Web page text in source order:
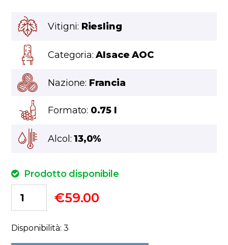
Vitigni: Riesling
Categoria:Alsace AOC
Nazione: Francia
Formato: 0.75 l
Alcol:13,0%
Prodotto disponibile
€59.00
Disponibilità: 3